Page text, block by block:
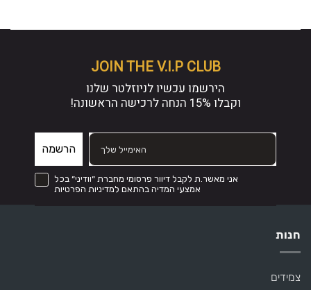
JOIN THE V.I.P CLUB
הירשמו עכשיו לניוזלטר שלנו
וקבלו 15% הנחה לרכישה הראשונה!
הרשמה
דיוור פרסומי מחברת ״וודיני״ בכל אמצעי המדיה והכל בהתאם לתקנון
אני מאשר.ת לקבל דיוור פרסומי מחברת ״וודיני״ בכל
אמצעי המדיה בהתאם למדיניות הפרטיות
חנות
צמידים